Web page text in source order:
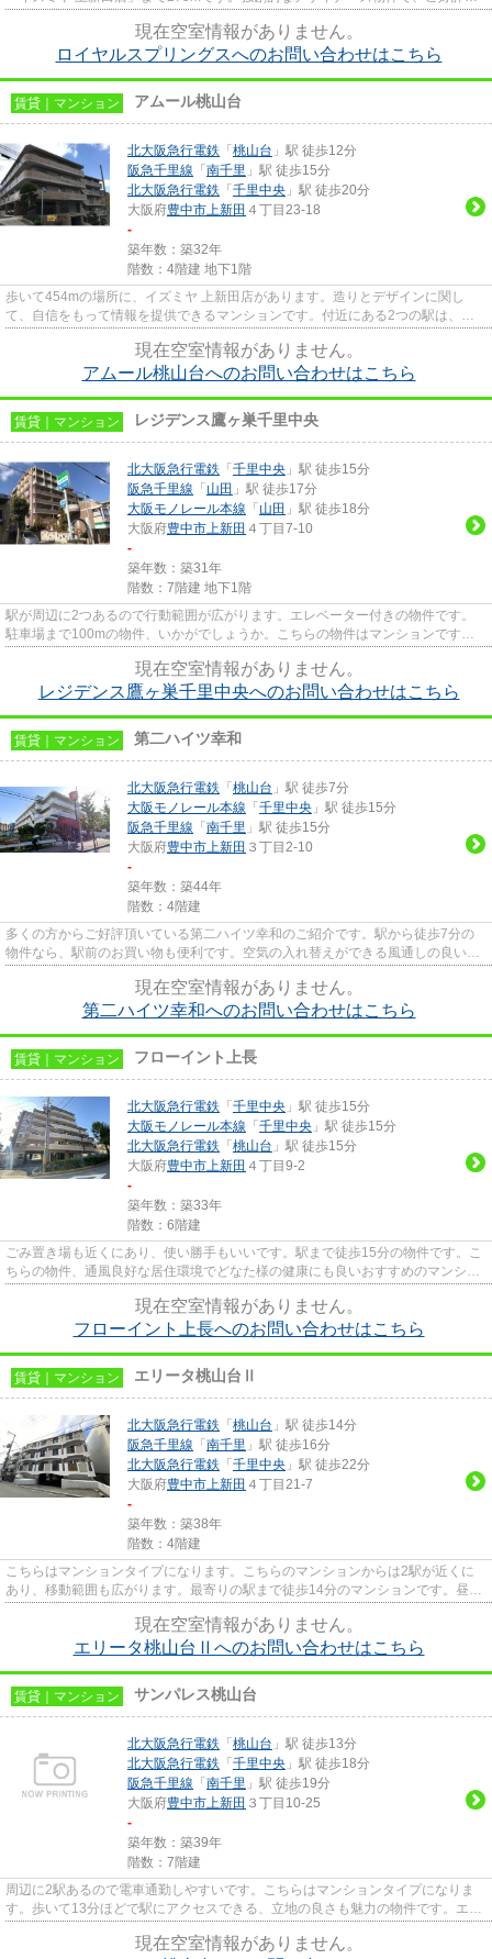
現在空室情報がありません。
ロイヤルスプリングスへのお問い合わせはこちら
賃貸｜マンション アムール桃山台
北大阪急行電鉄 「 桃山台 」駅 徒歩12分
阪急千里線 「 南千里 」駅 徒歩15分
北大阪急行電鉄 「 千里中央 」駅 徒歩20分
大阪府豊中市上新田 ４丁目23-18
-
築年数：築32年
階数：4階建 地下1階
歩いて454mの場所に、イズミヤ 上新田店があります。造りとデザインに関し
て、自信をもって情報を提供できるマンションです。付近にある2つの駅は、用
現在空室情報がありません。
アムール桃山台へのお問い合わせはこちら
賃貸｜マンション レジデンス鷹ヶ巣千里中央
北大阪急行電鉄 「 千里中央 」駅 徒歩15分
阪急千里線 「 山田 」駅 徒歩17分
大阪モノレール本線 「 山田 」駅 徒歩18分
大阪府豊中市上新田 ４丁目7-10
-
築年数：築31年
階数：7階建 地下1階
駅が周辺に2つあるので行動範囲が広がります。エレベーター付きの物件です。
駐車場まで100mの物件、いかがでしょうか。こちらの物件はマンションです。
現在空室情報がありません。
レジデンス鷹ヶ巣千里中央へのお問い合わせはこちら
賃貸｜マンション 第二ハイツ幸和
北大阪急行電鉄 「 桃山台 」駅 徒歩7分
大阪モノレール本線 「 千里中央 」駅 徒歩15分
阪急千里線 「 南千里 」駅 徒歩15分
大阪府豊中市上新田 ３丁目2-10
-
築年数：築44年
階数：4階建
多くの方からご好評頂いている第二ハイツ幸和のご紹介です。駅から徒歩7分の
物件なら、駅前のお買い物も便利です。空気の入れ替えができる風通しの良い物
現在空室情報がありません。
第二ハイツ幸和へのお問い合わせはこちら
賃貸｜マンション フローイント上長
北大阪急行電鉄 「 千里中央 」駅 徒歩15分
大阪モノレール本線 「 千里中央 」駅 徒歩15分
北大阪急行電鉄 「 桃山台 」駅 徒歩15分
大阪府豊中市上新田 ４丁目9-2
-
築年数：築33年
階数：6階建
ごみ置き場も近くにあり、使い勝手もいいです。駅まで徒歩15分の物件です。こ
ちらの物件、通風良好な居住環境でどなた様の健康にも良いおすすめのマンショ
現在空室情報がありません。
フローイント上長へのお問い合わせはこちら
賃貸｜マンション エリータ桃山台Ⅱ
北大阪急行電鉄 「 桃山台 」駅 徒歩14分
阪急千里線 「 南千里 」駅 徒歩16分
北大阪急行電鉄 「 千里中央 」駅 徒歩22分
大阪府豊中市上新田 ４丁目21-7
-
築年数：築38年
階数：4階建
こちらはマンションタイプになります。こちらのマンションからは2駅が近くに
あり、移動範囲も広がります。最寄りの駅まで徒歩14分のマンションです。昼間
現在空室情報がありません。
エリータ桃山台Ⅱへのお問い合わせはこちら
賃貸｜マンション サンパレス桃山台
北大阪急行電鉄 「 桃山台 」駅 徒歩13分
北大阪急行電鉄 「 千里中央 」駅 徒歩18分
阪急千里線 「 南千里 」駅 徒歩19分
大阪府豊中市上新田 ３丁目10-25
-
築年数：築39年
階数：7階建
周辺に2駅あるので電車通勤しやすいです。こちらはマンションタイプになりま
す。歩いて13分ほどで駅にアクセスできる、立地の良さも魅力の物件です。エレ
現在空室情報がありません。